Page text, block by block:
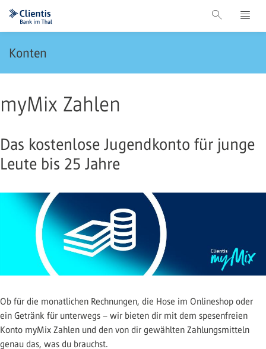
Konten
myMix Zahlen
Das kostenlose Jugendkonto für junge
Leute bis 25 Jahre
Ob für die monatlichen Rechnungen, die Hose im Onlineshop oder
ein Getränk für unterwegs – wir bieten dir mit dem spesenfreien
Konto myMix Zahlen und den von dir gewählten Zahlungsmitteln
genau das, was du brauchst.